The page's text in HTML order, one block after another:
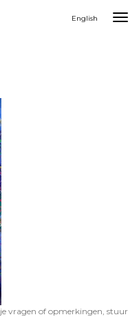
English
vragen of opmerkingen, stuur